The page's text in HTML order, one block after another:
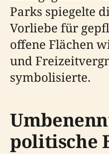
Parks spiegelte
Vorliebe für
offene Flächen
und
symbolisierte.
politische